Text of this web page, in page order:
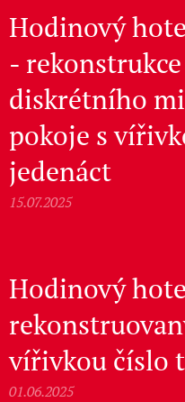
Hodinový
- rekonstrukce
diskrétního
pokoje s
jedenáct
15.07.2025
Hodinový
vířivkou číslo
01.06.2025